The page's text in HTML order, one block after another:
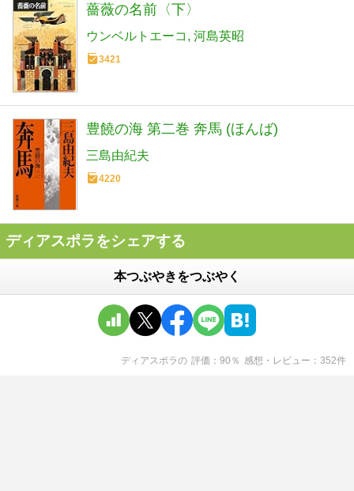
薔薇の名前〈下〉
ウンベルトエーコ 河島英昭
3421
豊饒の海 第二巻 奔馬 (ほんば)
三島由紀夫
4220
ディアスポラをシェアする
本つぶやきをつぶやく
ディアスポラの 評価 90 ％ 感想・レビュー 352件